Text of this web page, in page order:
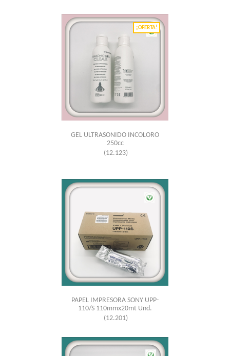
¡OFERTA!
GEL ULTRASONIDO INCOLORO
250cc
(12.123)
PAPEL IMPRESORA SONY UPP-
110/S 110mmx20mt Und.
(12.201)